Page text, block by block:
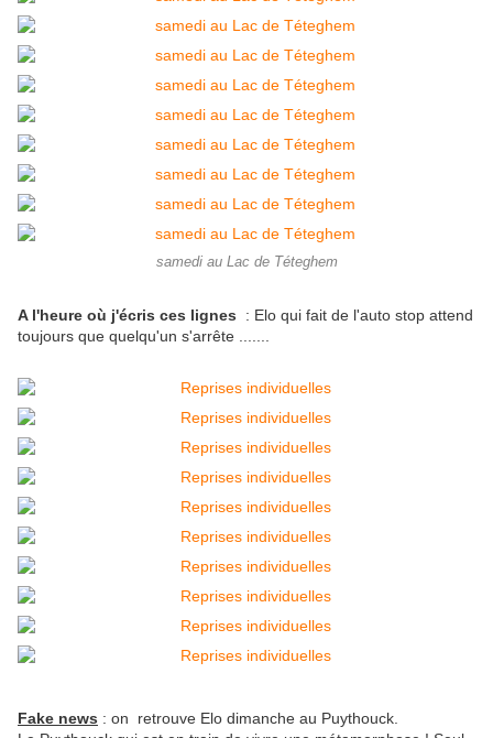
samedi au Lac de Téteghem
A l'heure où j'écris ces lignes
: Elo qui fait de l'auto stop attend
toujours que quelqu'un s'arrête .......
Fake news : on retrouve Elo dimanche au Puythouck.